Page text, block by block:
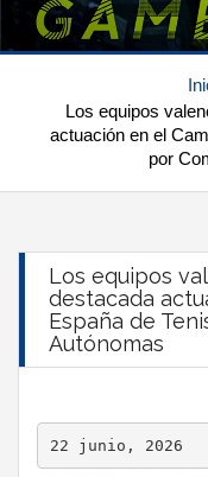
Los equipos
actuación en el
por
Los equipos
destacada
España de
Autónomas
22 junio, 2026